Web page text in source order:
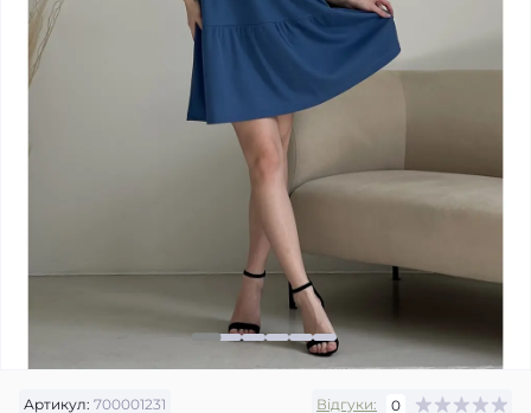
Артикул: 700001231 Відгуки: 0